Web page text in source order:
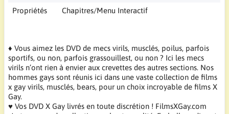
Propriétés
Chapitres/Menu Interactif
♦ Vous aimez les DVD de mecs virils, musclés, poilus, parfois
sportifs, ou non, parfois grassouillest, ou non ? Ici les mecs
virils n’ont rien à envier aux crevettes des autres sections. Nos
hommes gays sont réunis ici dans une vaste collection de films
x gay virils, musclés, bears, pour un choix incroyable de films X
Gay.
♥ Vos DVD X Gay livrés en toute discrétion ! FilmsXGay.com